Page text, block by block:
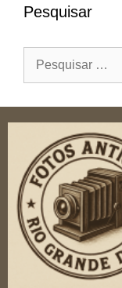
Pesquisar
Pesquisar
por: